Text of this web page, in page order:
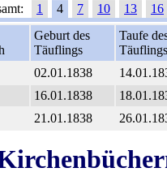
1 4 7 10 13
16
Geburt des
Täuflings
Taufe
Täuflings
02.01.1838
16.01.1838
21.01.1838